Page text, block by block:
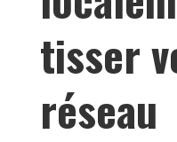
tisser
réseau